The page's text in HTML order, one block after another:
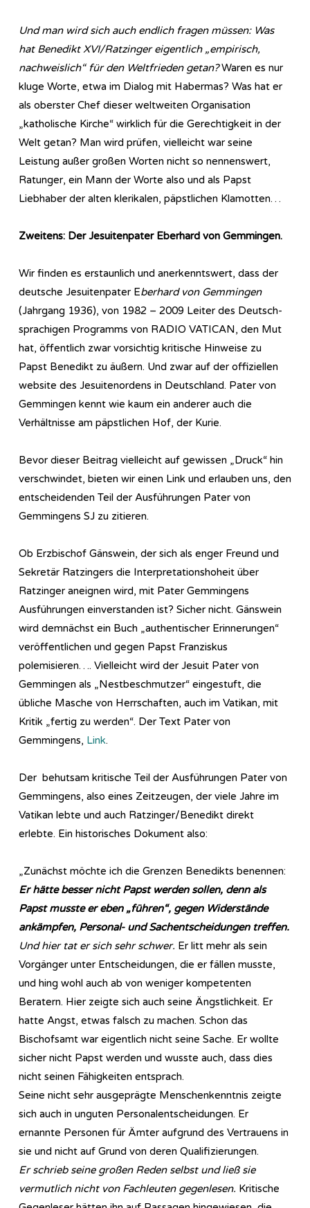
Und man wird sich auch endlich fragen müssen: Was
hat Benedikt XVI/Ratzinger eigentlich „empirisch,
nachweislich“ für den Weltfrieden getan?Waren es nur
kluge Worte, etwa im Dialog mit Habermas? Was hat er
als oberster Chef dieser weltweiten Organisation
„katholische Kirche“ wirklich für die Gerechtigkeit in der
Welt getan? Man wird prüfen, vielleicht war seine
Leistung außer großen Worten nicht so nennenswert,
Ratunger, ein Mann der Worte also und als Papst
Liebhaber der alten klerikalen, päpstlichen Klamotten…
Zweitens: Der Jesuitenpater Eberhard von Gemmingen.
Wir finden es erstaunlich und anerkenntswert, dass der
deutsche Jesuitenpater Eberhard von Gemmingen
(Jahrgang 1936), von 1982 – 2009 Leiter des Deutsch-
sprachigen Programms von RADIO VATICAN, den Mut
hat, öffentlich zwar vorsichtig kritische Hinweise zu
Papst Benedikt zu äußern. Und zwar auf der offiziellen
website des Jesuitenordens in Deutschland. Pater von
Gemmingen kennt wie kaum ein anderer auch die
Verhältnisse am päpstlichen Hof, der Kurie.
Bevor dieser Beitrag vielleicht auf gewissen „Druck“ hin
verschwindet, bieten wir einen Link und erlauben uns, den
entscheidenden Teil der Ausführungen Pater von
Gemmingens SJ zu zitieren.
Ob Erzbischof Gänswein, der sich als enger Freund und
Sekretär Ratzingers die Interpretationshoheit über
Ratzinger aneignen wird, mit Pater Gemmingens
Ausführungen einverstanden ist? Sicher nicht. Gänswein
wird demnächst ein Buch „authentischer Erinnerungen“
veröffentlichen und gegen Papst Franziskus
polemisieren…. Vielleicht wird der Jesuit Pater von
Gemmingen als „Nestbeschmutzer“ eingestuft, die
übliche Masche von Herrschaften, auch im Vatikan, mit
Kritik „fertig zu werden“. Der Text Pater von
Gemmingens, Link.
Der behutsam kritische Teil der Ausführungen Pater von
Gemmingens, also eines Zeitzeugen, der viele Jahre im
Vatikan lebte und auch Ratzinger/Benedikt direkt
erlebte. Ein historisches Dokument also:
„Zunächst möchte ich die Grenzen Benedikts benennen:
Er hätte besser nicht Papst werden sollen, denn als
Papst musste er eben „führen“, gegen Widerstände
ankämpfen, Personal- und Sachentscheidungen treffen.
Und hier tat er sich sehr schwer. Er litt mehr als sein
Vorgänger unter Entscheidungen, die er fällen musste,
und hing wohl auch ab von weniger kompetenten
Beratern. Hier zeigte sich auch seine Ängstlichkeit. Er
hatte Angst, etwas falsch zu machen. Schon das
Bischofsamt war eigentlich nicht seine Sache. Er wollte
sicher nicht Papst werden und wusste auch, dass dies
nicht seinen Fähigkeiten entsprach.
Seine nicht sehr ausgeprägte Menschenkenntnis zeigte
sich auch in unguten Personalentscheidungen. Er
ernannte Personen für Ämter aufgrund des Vertrauens in
sie und nicht auf Grund von deren Qualifizierungen.
Er schrieb seine großen Reden selbst und ließ sie
vermutlich nicht von Fachleuten gegenlesen. Kritische